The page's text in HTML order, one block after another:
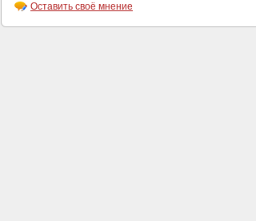
Оставить своё мнение